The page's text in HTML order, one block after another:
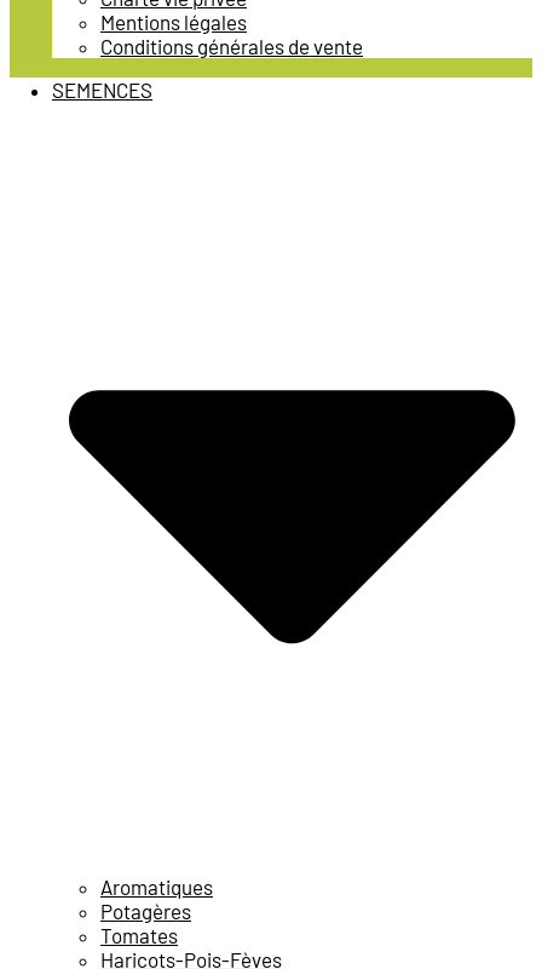
Mentions légales
Conditions générales de vente
SEMENCES
Aromatiques
Potagères
Tomates
Haricots-Pois-Fèves